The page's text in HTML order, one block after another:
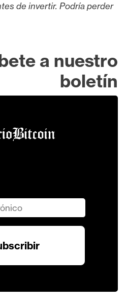
de invertir. Podría perder
a nuestro
boletín